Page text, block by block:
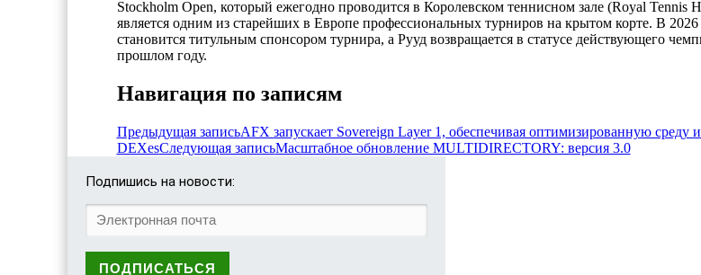
Stockholm Open, который ежегодно проводится в Королевском теннисном зале (Royal Tennis
является одним из старейших в Европе профессиональных турниров на крытом корте. В
становится титульным спонсором турнира, а Рууд возвращается в статусе действующего
прошлом году.
Навигация по записям
Предыдущая записьAFX запускает Sovereign Layer 1, обеспечивая оптимизированную среду
DEXesСледующая записьМасштабное обновление MULTIDIRECTORY: версия 3.0
Подпишись на новости: